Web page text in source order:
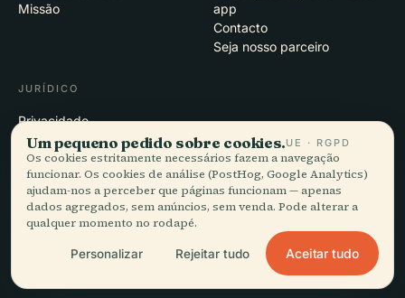
Missão
app
Contacto
Seja nosso parceiro
JURÍDICO
Privacidade
Termos
Definições de cookies
Eliminar conta
© 2026 Audiala · Feito em Morges, Suíça, na estrada e nas nuvens
EN · FR · DE · ES · IT · PT · JA · ZH · HI · RU · CS · AR
Um pequeno pedido sobre cookies.UE · RGPD
Os cookies estritamente necessários fazem a navegação
funcionar. Os cookies de análise (PostHog, Google Analytics)
ajudam-nos a perceber que páginas funcionam — apenas
dados agregados, sem anúncios, sem venda. Pode alterar a
qualquer momento no rodapé.
Personalizar Rejeitar tudo Aceitar tudo